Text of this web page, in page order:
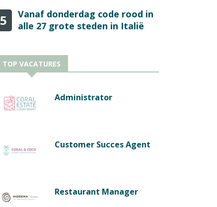
5
Vanaf donderdag code rood in
alle 27 grote steden in Italië
TOP VACATURES
Administrator
Customer Succes Agent
Restaurant Manager